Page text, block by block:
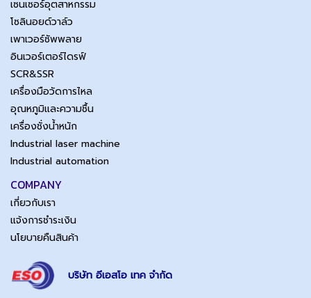
เซนเซอร์อุตสาหกรรม
โซลินอยด์วาล์ว
เพาเวอร์ซัพพลาย
อินเวอร์เตอร์ไดรฟ์
SCR&SSR
เครื่องมือวัดการไหล
อุณหภูมิและความชื้น
เครื่องชั่งน้ำหนัก
Industrial laser machine
Industrial automation
COMPANY
เกี่ยวกับเรา
แจ้งการชำระเงิน
นโยบายคืนสินค้า
บริษัท อีเอสโอ เทค จำกัด